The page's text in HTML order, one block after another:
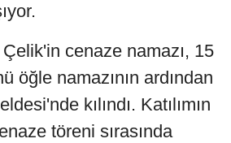
cenaze namazı, 15
öğle namazının ardından
kılındı. Katılımın
töreni sırasında